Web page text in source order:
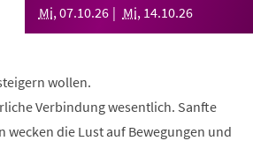
Mi,07.10.26 Mi, 14.10.26
wollen.
Verbindung wesentlich. Sanfte
die Lust auf Bewegungen und